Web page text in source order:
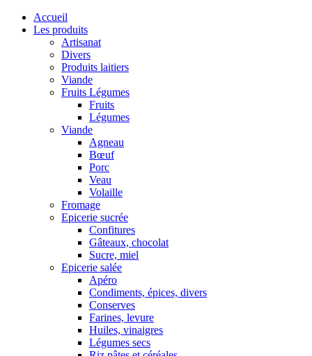
Accueil
Les produits
Artisanat
Divers
Produits laitiers
Viande
Fruits Légumes
Fruits
Légumes
Viande
Agneau
Bœuf
Porc
Veau
Volaille
Fromage
Epicerie sucrée
Confitures
Gâteaux, chocolat
Sucre, miel
Epicerie salée
Apéro
Condiments, épices, divers
Conserves
Farines, levure
Huiles, vinaigres
Légumes secs